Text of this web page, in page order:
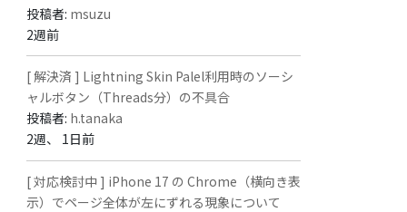
投稿者: msuzu
2週前
[ 解決済 ] Lightning Skin Palel利用時のソーシ
ャルボタン（Threads分）の不具合
投稿者: h.tanaka
2週、 1日前
[ 対応検討中 ] iPhone 17 の Chrome（横向き表
示）でページ全体が左にずれる現象について